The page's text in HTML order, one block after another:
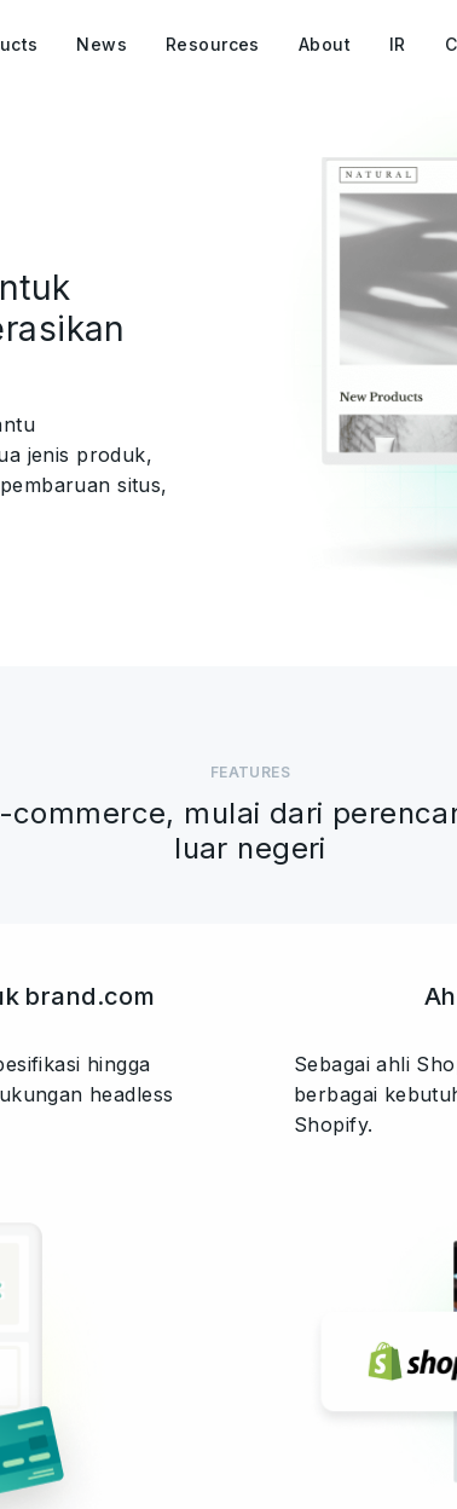
News Resources About IR
jenis produk,
situs,
FEATURES
mulai dari
luar negeri
brand.com
hingga
headless
Sebagai ahli
berbagai
Shopify.